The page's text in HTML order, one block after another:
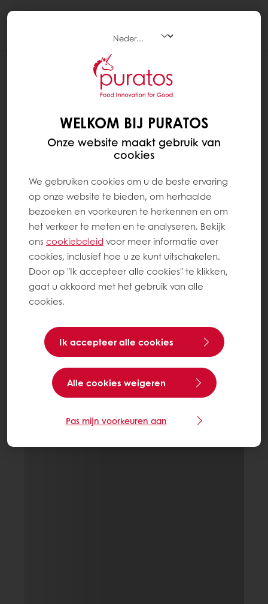
WELKOM BIJ PURATOS
Onze website maakt gebruik van
cookies
We gebruiken cookies om u de beste ervaring
op onze website te bieden, om herhaalde
bezoeken en voorkeuren te herkennen en om
het verkeer te meten en te analyseren. Bekijk
ons ​​cookiebeleid voor meer informatie over
cookies, inclusief hoe u ze kunt uitschakelen.
Door op "Ik accepteer alle cookies" te klikken,
gaat u akkoord met het gebruik van alle
cookies.
Ik accepteer alle cookies
Alle cookies weigeren
Pas mijn voorkeuren aan